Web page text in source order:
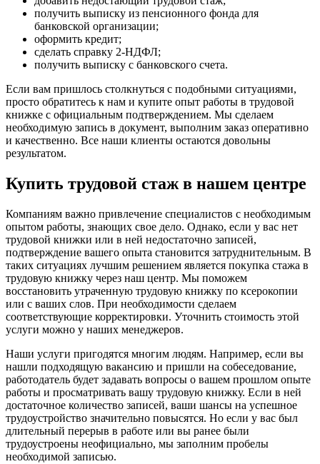
получить выписку из пенсионного фонда для
банковской организации;
оформить кредит;
сделать справку 2-НДФЛ;
получить выписку с банковского счета.
Если вам пришлось столкнуться с подобными ситуациями,
просто обратитесь к нам и купите опыт работы в трудовой
книжке с официальным подтверждением. Мы сделаем
необходимую запись в документ, выполним заказ оперативно
и качественно. Все наши клиенты остаются довольны
результатом.
Купить трудовой стаж в нашем центре
Компаниям важно привлечение специалистов с необходимым
опытом работы, знающих свое дело. Однако, если у вас нет
трудовой книжки или в ней недостаточно записей,
подтверждение вашего опыта становится затруднительным. В
таких ситуациях лучшим решением является покупка стажа в
трудовую книжку через наш центр. Мы поможем
восстановить утраченную трудовую книжку по ксерокопии
или с ваших слов. При необходимости сделаем
соответствующие корректировки. Уточнить стоимость этой
услуги можно у наших менеджеров.
Наши услуги пригодятся многим людям. Например, если вы
нашли подходящую вакансию и пришли на собеседование,
работодатель будет задавать вопросы о вашем прошлом опыте
работы и просматривать вашу трудовую книжку. Если в ней
достаточное количество записей, ваши шансы на успешное
трудоустройство значительно повысятся. Но если у вас был
длительный перерыв в работе или вы ранее были
трудоустроены неофициально, мы заполним пробелы
необходимой записью.